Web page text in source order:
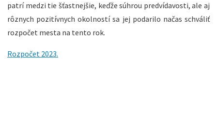
patrí medzi tie šťastnejšie, keďže súhrou predvídavosti, ale aj
rôznych pozitívnych okolností sa jej podarilo načas schváliť
rozpočet mesta na tento rok.
Rozpočet 2023.